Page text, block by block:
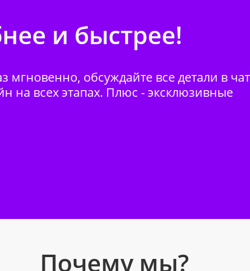
и быстрее!
мгновенно, обсуждайте все детали в
на всех этапах. Плюс - эксклюзивные
Почему мы?